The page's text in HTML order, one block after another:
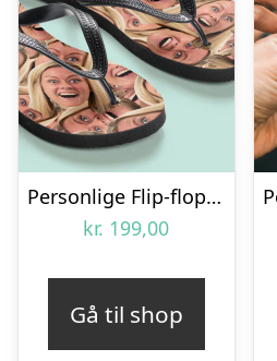
Personlige Flip-flops – Multiface
kr. 199,00
Gå til shop